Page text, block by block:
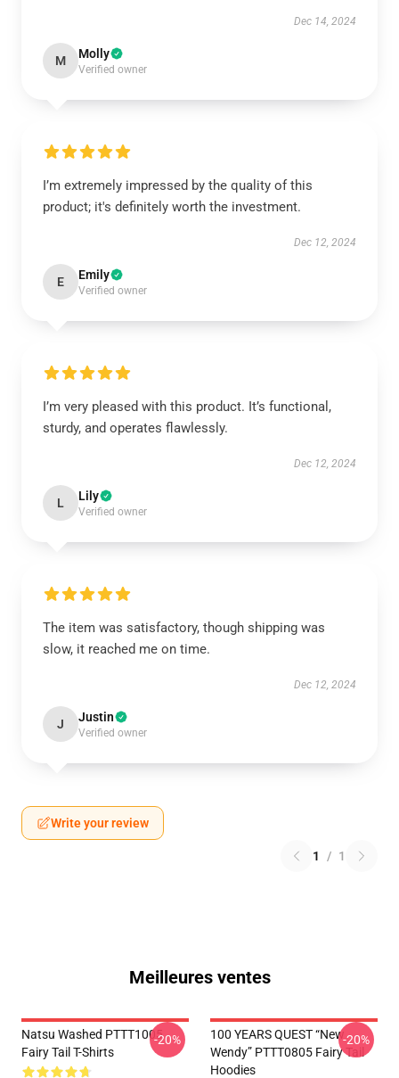
Dec 14, 2024
M Molly
Verified owner
I’m extremely impressed by the quality of this
product; it's definitely worth the investment.
Dec 12, 2024
E Emily
Verified owner
I’m very pleased with this product. It’s functional,
sturdy, and operates flawlessly.
Dec 12, 2024
L Lily
Verified owner
The item was satisfactory, though shipping was
slow, it reached me on time.
Dec 12, 2024
J Justin
Verified owner
Write your review
1 / 1
Meilleures ventes
Natsu Washed PTTT1005
Fairy Tail T-Shirts
-20%
100 YEARS QUEST “New
Wendy” PTTT0805 Fairy Tail
Hoodies
-20%